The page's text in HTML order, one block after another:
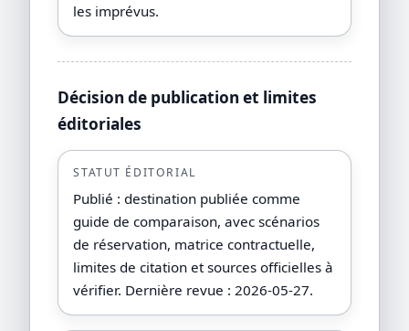
les imprévus.
Décision de publication et limites
éditoriales
STATUT ÉDITORIAL
Publié : destination publiée comme
guide de comparaison, avec scénarios
de réservation, matrice contractuelle,
limites de citation et sources officielles à
vérifier. Dernière revue : 2026-05-27.